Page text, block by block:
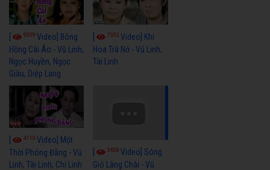
9059 Video] Bông
Hồng Cài Áo - Vũ Linh,
Ngọc Huyền, Ngọc
Giàu, Diệp Lang
7352Video] Khi
Hoa Trà Nở - Vũ Linh,
Tài Linh
4110 Video] Một
Thời Phóng Đãng - Vũ
Linh, Tài Linh, Chí Linh
3658Video] Sóng
Gió Làng Chài - Vũ